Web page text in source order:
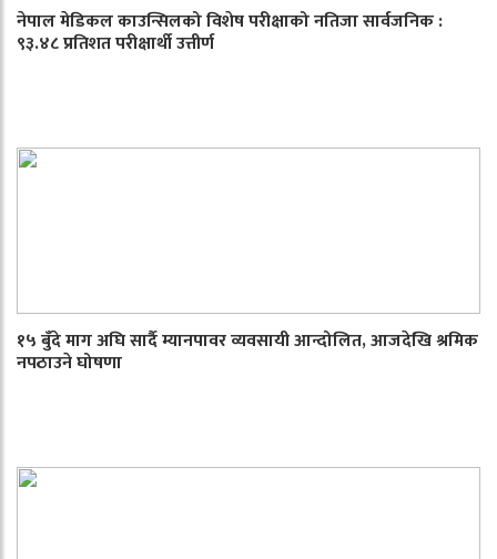
नेपाल मेडिकल काउन्सिलको विशेष परीक्षाको नतिजा सार्वजनिक :
९३.४८ प्रतिशत परीक्षार्थी उत्तीर्ण
१५ बुँदे माग अघि सार्दै म्यानपावर व्यवसायी आन्दोलित, आजदेखि श्रमिक
नपठाउने घोषणा